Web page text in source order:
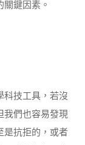
鍵因素。
科技工具，若沒
我們也容易發現
是抗拒的，或者